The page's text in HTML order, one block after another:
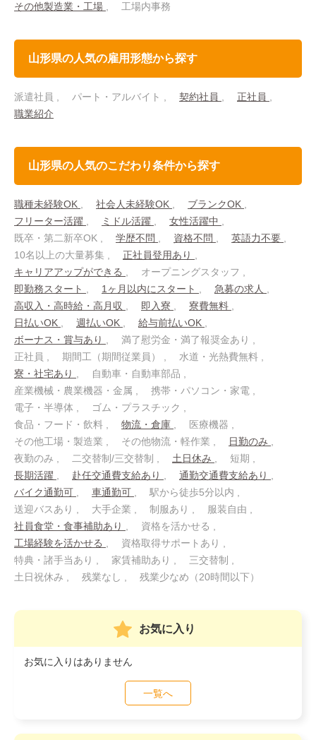
その他製造業・工場
工場内事務
山形県の人気の雇用形態から探す
派遣社員 パート・アルバイト 契約社員
正社員
職業紹介
山形県の人気のこだわり条件から探す
職種未経験OK 社会人未経験OK
ブランクOK
フリーター活躍
ミドル活躍
女性活躍中
既卒・第二新卒OK
学歴不問 資格不問
英語力不要
10名以上の大量募集
正社員登用あり
キャリアアップができる
オープニングスタッフ
即勤務スタート
1ヶ月以内にスタート
急募の求人
高収入・高時給・高月収
即入寮
寮費無料
日払いOK
週払いOK
給与前払いOK
ボーナス・賞与あり
満了慰労金・満了報奨金あり
正社員
期間工（期間従業員）
水道・光熱費無料
寮・社宅あり
自動車・自動車部品
産業機械・農業機器・金属
携帯・パソコン・家電
電子・半導体
ゴム・プラスチック
食品・フード・飲料
物流・倉庫
医療機器
その他工場・製造業
その他物流・軽作業
日勤のみ
夜勤のみ
二交替制/三交替制 土日休み
短期
長期活躍
赴任交通費支給あり
通勤交通費支給あり
バイク通勤可
車通勤可
駅から徒歩5分以内
送迎バスあり
大手企業 制服あり
服装自由
社員食堂・食事補助あり
資格を活かせる
工場経験を活かせる
資格取得サポートあり
特典・諸手当あり
家賃補助あり
三交替制
土日祝休み
残業なし 残業少なめ（20時間以下）
お気に入り
お気に入りはありません
一覧へ